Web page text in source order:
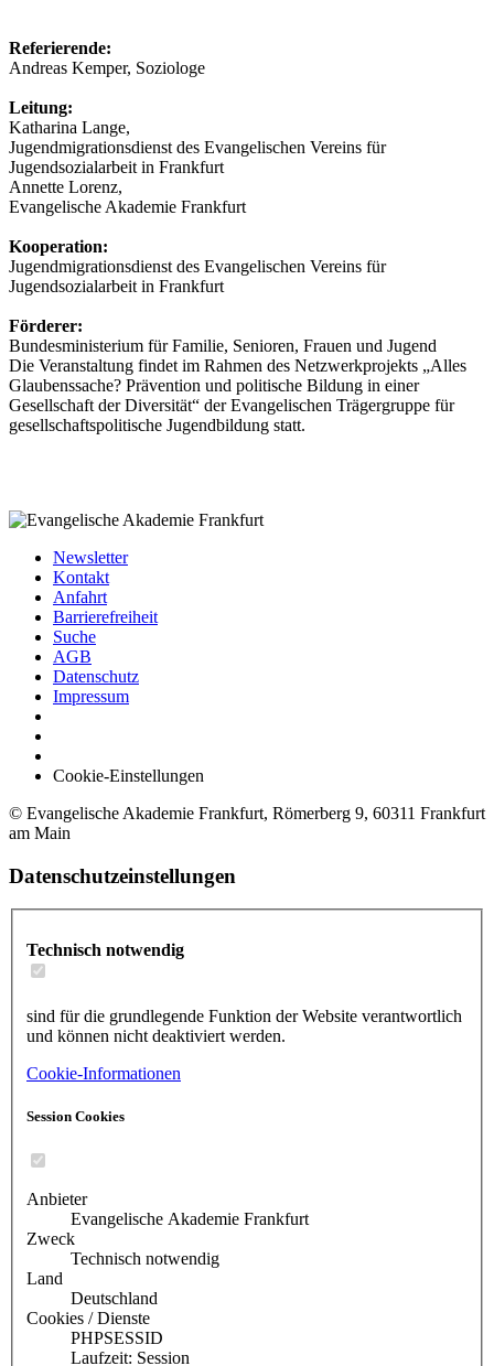
Referierende:
Andreas Kemper, Soziologe
Leitung:
Katharina Lange,
Jugendmigrationsdienst des Evangelischen Vereins für
Jugendsozialarbeit in Frankfurt
Annette Lorenz,
Evangelische Akademie Frankfurt
Kooperation:
Jugendmigrationsdienst des Evangelischen Vereins für
Jugendsozialarbeit in Frankfurt
Förderer:
Bundesministerium für Familie, Senioren, Frauen und Jugend
Die Veranstaltung findet im Rahmen des Netzwerkprojekts „Alles
Glaubenssache? Prävention und politische Bildung in einer
Gesellschaft der Diversität“ der Evangelischen Trägergruppe für
gesellschaftspolitische Jugendbildung statt.
Newsletter
Kontakt
Anfahrt
Barrierefreiheit
Suche
AGB
Datenschutz
Impressum
Cookie-Einstellungen
© Evangelische Akademie Frankfurt, Römerberg 9, 60311 Frankfurt
am Main
Datenschutzeinstellungen
Technisch notwendig
sind für die grundlegende Funktion der Website verantwortlich
und können nicht deaktiviert werden.
Cookie-Informationen
Session Cookies
Anbieter
Evangelische Akademie Frankfurt
Zweck
Technisch notwendig
Land
Deutschland
Cookies / Dienste
PHPSESSID
Laufzeit: Session